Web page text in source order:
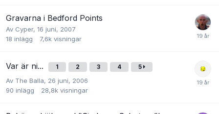
Gravarna i Bedford Points
Av Cyper, 16 juni, 2007
18 inlägg 7,6k visningar
Var är ni... 1 2 3 4 5
Av The Balla, 26 juni, 2006
90 inlägg 28,8k visningar